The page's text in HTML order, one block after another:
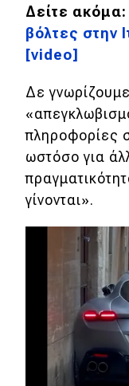
Test Drive
Δοκιμή
Αποστολή
Συγκρίνουμε
Αγώνες
Formula 1
Motorsport
Eco
Δείτε ακόμα:
βόλτες στην
[video]
Δε
πληροφορίες
ωστόσο για
γίνονται».